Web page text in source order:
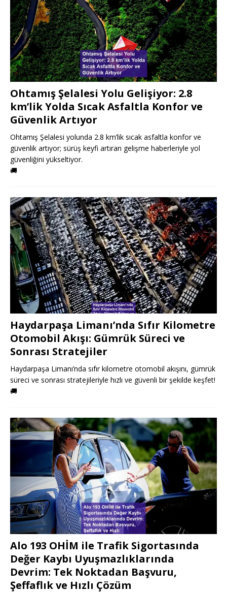
Ohtamış Şelalesi Yolu Gelişiyor: 2.8
km’lik Yolda Sıcak Asfaltla Konfor ve
Güvenlik Artıyor
Ohtamış Şelalesi yolunda 2.8 km’lik sıcak asfaltla konfor ve
güvenlik artıyor; sürüş keyfi artıran gelişme haberleriyle yol
güvenliğini yükseltiyor.
🚚
Haydarpaşa Limanı’nda Sıfır Kilometre
Otomobil Akışı: Gümrük Süreci ve
Sonrası Stratejiler
Haydarpaşa Limanı’nda sıfır kilometre otomobil akışını, gümrük
süreci ve sonrası stratejileriyle hızlı ve güvenli bir şekilde keşfet!
🚚
Alo 193 OHİM ile Trafik Sigortasında
Değer Kaybı Uyuşmazlıklarında
Devrim: Tek Noktadan Başvuru,
Şeffaflık ve Hızlı Çözüm